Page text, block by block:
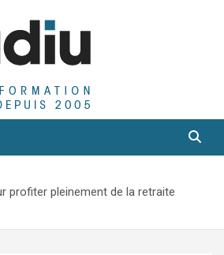
Universelle
profiter pleinement de la retraite